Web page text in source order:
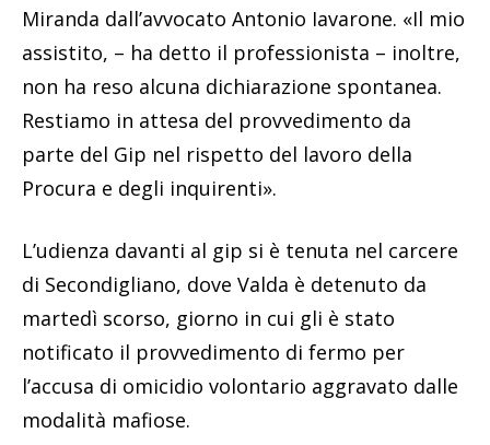
Miranda dall’avvocato Antonio Iavarone. «Il mio
assistito, – ha detto il professionista – inoltre,
non ha reso alcuna dichiarazione spontanea.
Restiamo in attesa del provvedimento da
parte del Gip nel rispetto del lavoro della
Procura e degli inquirenti».
L’udienza davanti al gip si è tenuta nel carcere
di Secondigliano, dove Valda è detenuto da
martedì scorso, giorno in cui gli è stato
notificato il provvedimento di fermo per
l’accusa di omicidio volontario aggravato dalle
modalità mafiose.